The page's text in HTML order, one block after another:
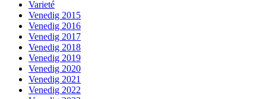
Varieté
Venedig 2015
Venedig 2016
Venedig 2017
Venedig 2018
Venedig 2019
Venedig 2020
Venedig 2021
Venedig 2022